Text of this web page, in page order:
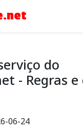
do
- Regras
06-24